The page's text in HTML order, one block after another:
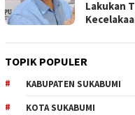
Lakukan
TOPIK POPULER
KABUPATEN SUKABUMI
KOTA SUKABUMI